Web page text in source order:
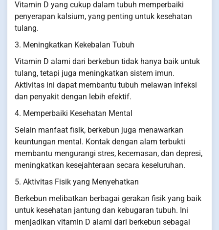
Vitamin D yang cukup dalam tubuh memperbaiki
penyerapan kalsium, yang penting untuk kesehatan
tulang.
3. Meningkatkan Kekebalan Tubuh
Vitamin D alami dari berkebun tidak hanya baik untuk
tulang, tetapi juga meningkatkan sistem imun.
Aktivitas ini dapat membantu tubuh melawan infeksi
dan penyakit dengan lebih efektif.
4. Memperbaiki Kesehatan Mental
Selain manfaat fisik, berkebun juga menawarkan
keuntungan mental. Kontak dengan alam terbukti
membantu mengurangi stres, kecemasan, dan depresi,
meningkatkan kesejahteraan secara keseluruhan.
5. Aktivitas Fisik yang Menyehatkan
Berkebun melibatkan berbagai gerakan fisik yang baik
untuk kesehatan jantung dan kebugaran tubuh. Ini
menjadikan vitamin D alami dari berkebun sebagai